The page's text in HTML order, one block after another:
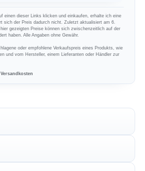
einen dieser Links klicken und einkaufen, erhalte ich eine
sich der Preis dadurch nicht. Zuletzt aktualisiert am 6.
gezeigten Preise können sich zwischenzeitlich auf der
haben. Alle Angaben ohne Gewähr.
oder empfohlene Verkaufspreis eines Produkts, wie
und vom Hersteller, einem Lieferanten oder Händler zur